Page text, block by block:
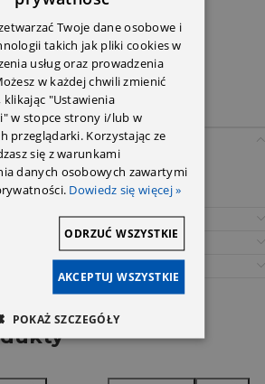
i kabinowe
9108307600 węg.
Twoje dane osobowe i
takich jak pliki cookies w
usług oraz prowadzenia
w każdej chwili zmienić
"Ustawienia
w stopce strony i/lub w
przeglądarki. Korzystając ze
się z warunkami
danych osobowych zawartymi
Dowiedz się więcej »
AKCEPTUJ WSZYSTKIE
ODRZUĆ WSZYSTKIE
POKAŻ SZCZEGÓŁY